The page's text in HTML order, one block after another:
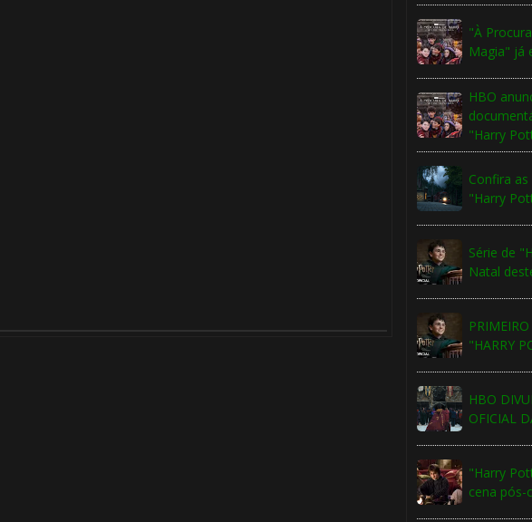
"À
Magia" já
HBO
"Harry
Confira
"Harry
Série de
Natal
"HARRY
HBO
OFICIAL
"Harry
cena pós-